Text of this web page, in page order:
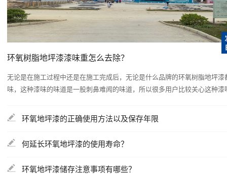
环氧树脂地坪漆漆味重怎么去除？
无论是在施工过程中还是在施工完成后，无论是什么品牌的环氧树脂地坪漆
味，这种漆味的味道是一股刺鼻难闻的味道，所以很多用户比较关心这种漆
环氧地坪漆的正确使用方法以及保存年限
何延长环氧地坪漆的使用寿命？
环氧地坪漆储存注意事项有哪些？